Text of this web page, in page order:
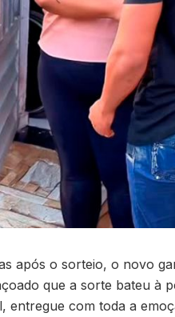
após o sorteio, o novo
que a sorte bateu à
entregue com toda a